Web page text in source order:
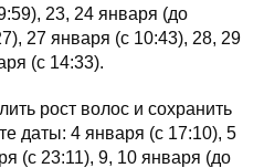
23, 24 января (до
27 января (с 10:43), 28, 29
(с 14:33).
рост волос и сохранить
даты: 4 января (с 17:10), 5
(с 23:11), 9, 10 января (до